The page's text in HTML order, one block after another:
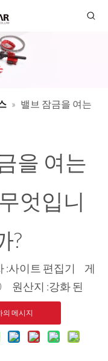
» 밸브 잠금을 여는
을 여는
엇입니
?
:사이트 편집기 게
원산지 :강화 된
의 메시지